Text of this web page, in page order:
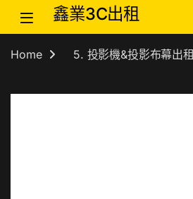
Skip to navigation
Skip to content鑫業3C出租
Home 5. 投影機&投影布幕出租